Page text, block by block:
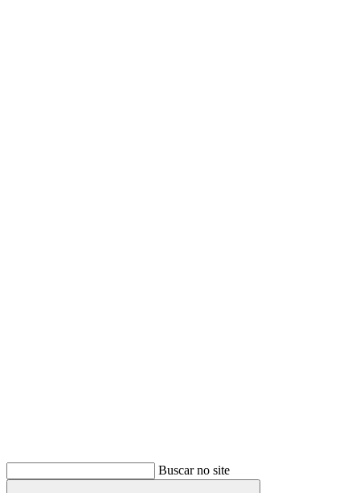
Buscar no site